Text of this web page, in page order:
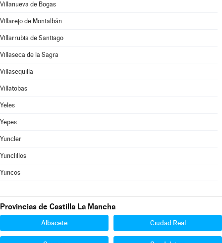
Villanueva de Bogas
Villarejo de Montalbán
Villarrubia de Santiago
Villaseca de la Sagra
Villasequilla
Villatobas
Yeles
Yepes
Yuncler
Yunclillos
Yuncos
Provincias de Castilla La Mancha
Albacete Ciudad Real